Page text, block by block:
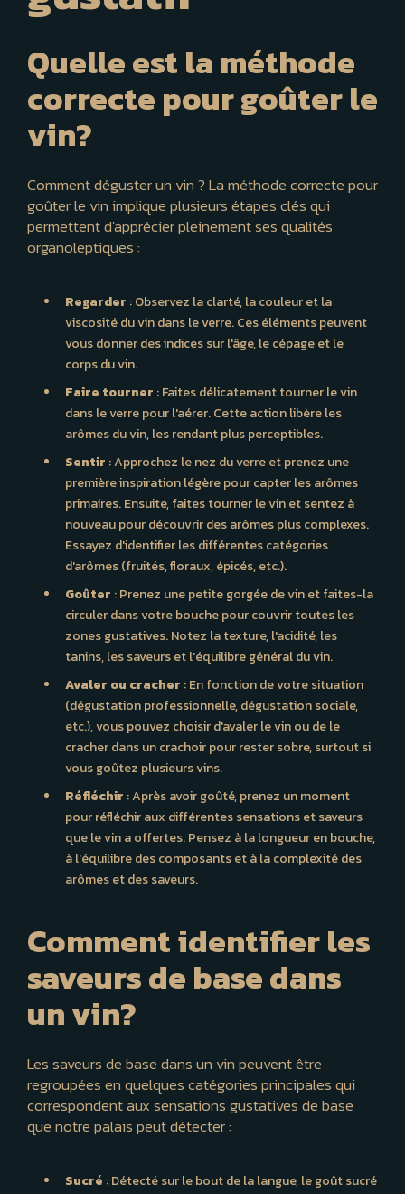
Quelle est la méthode
correcte pour goûter le
vin?
Comment déguster un vin ? La méthode correcte pour
goûter le vin implique plusieurs étapes clés qui
permettent d'apprécier pleinement ses qualités
organoleptiques :
Regarder : Observez la clarté, la couleur et la
viscosité du vin dans le verre. Ces éléments peuvent
vous donner des indices sur l'âge, le cépage et le
corps du vin.
Faire tourner : Faites délicatement tourner le vin
dans le verre pour l'aérer. Cette action libère les
arômes du vin, les rendant plus perceptibles.
Sentir : Approchez le nez du verre et prenez une
première inspiration légère pour capter les arômes
primaires. Ensuite, faites tourner le vin et sentez à
nouveau pour découvrir des arômes plus complexes.
Essayez d'identifier les différentes catégories
d'arômes (fruités, floraux, épicés, etc.).
Goûter : Prenez une petite gorgée de vin et faites-la
circuler dans votre bouche pour couvrir toutes les
zones gustatives. Notez la texture, l'acidité, les
tanins, les saveurs et l'équilibre général du vin.
Avaler ou cracher : En fonction de votre situation
(dégustation professionnelle, dégustation sociale,
etc.), vous pouvez choisir d'avaler le vin ou de le
cracher dans un crachoir pour rester sobre, surtout si
vous goûtez plusieurs vins.
Réfléchir : Après avoir goûté, prenez un moment
pour réfléchir aux différentes sensations et saveurs
que le vin a offertes. Pensez à la longueur en bouche,
à l'équilibre des composants et à la complexité des
arômes et des saveurs.
Comment identifier les
saveurs de base dans
un vin?
Les saveurs de base dans un vin peuvent être
regroupées en quelques catégories principales qui
correspondent aux sensations gustatives de base
que notre palais peut détecter :
Sucré : Détecté sur le bout de la langue, le goût sucré